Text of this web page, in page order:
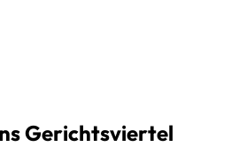
Gerichtsviertel